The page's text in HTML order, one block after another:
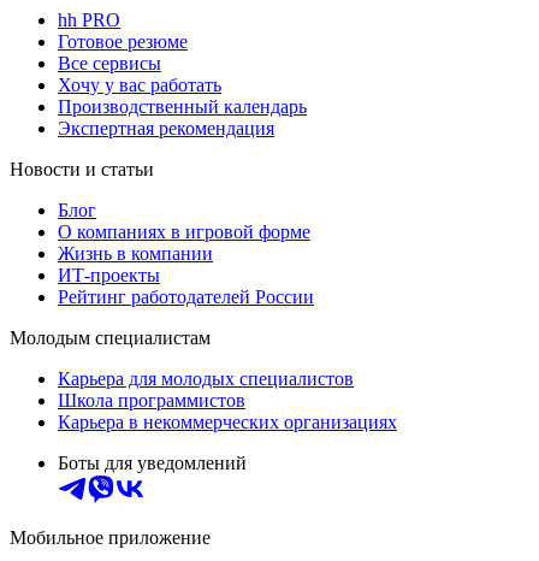
hh PRO
Готовое резюме
Все сервисы
Хочу у вас работать
Производственный календарь
Экспертная рекомендация
Новости и статьи
Блог
О компаниях в игровой форме
Жизнь в компании
ИТ-проекты
Рейтинг работодателей России
Молодым специалистам
Карьера для молодых специалистов
Школа программистов
Карьера в некоммерческих организациях
Боты для уведомлений
Мобильное приложение